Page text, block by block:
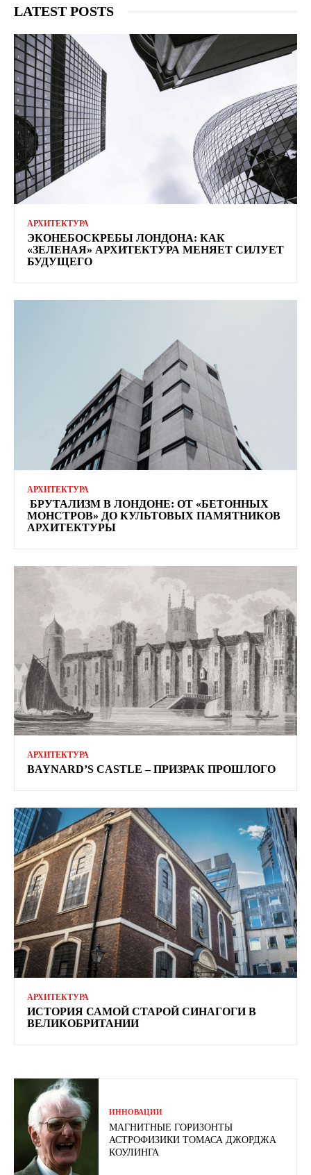
LATEST POSTS
АРХИТЕКТУРА
ЭКОНЕБОСКРЕБЫ ЛОНДОНА: КАК
«ЗЕЛЕНАЯ» АРХИТЕКТУРА МЕНЯЕТ СИЛУЕТ
БУДУЩЕГО
АРХИТЕКТУРА
БРУТАЛИЗМ В ЛОНДОНЕ: ОТ «БЕТОННЫХ
МОНСТРОВ» ДО КУЛЬТОВЫХ ПАМЯТНИКОВ
АРХИТЕКТУРЫ
АРХИТЕКТУРА
BAYNARD’S CASTLE – ПРИЗРАК ПРОШЛОГО
АРХИТЕКТУРА
ИСТОРИЯ САМОЙ СТАРОЙ СИНАГОГИ В
ВЕЛИКОБРИТАНИИ
ИННОВАЦИИ
МАГНИТНЫЕ ГОРИЗОНТЫ
АСТРОФИЗИКИ ТОМАСА ДЖОРДЖА
КОУЛИНГА